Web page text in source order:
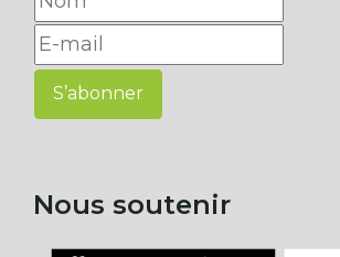
S’abonner
Nous soutenir